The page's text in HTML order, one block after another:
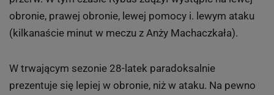
obronie, prawej obronie, lewej pomocy i. lewym ataku
(kilkanaście minut w meczu z Anży Machaczkała).
W trwającym sezonie 28-latek paradoksalnie
prezentuje się lepiej w obronie, niż w ataku. Na pewno